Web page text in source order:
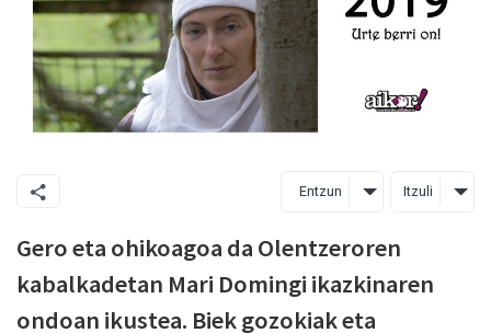
Entzun Itzuli
Gero eta ohikoagoa da Olentzeroren
kabalkadetan Mari Domingi ikazkinaren
ondoan ikustea. Biek gozokiak eta